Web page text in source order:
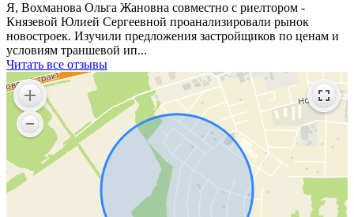
Я, Вохманова Ольга Жановна совместно с риелтором -
Князевой Юлией Сергеевной проанализировали рынок
новостроек. Изучили предложения застройщиков по ценам и
условиям траншевой ип...
Читать все отзывы